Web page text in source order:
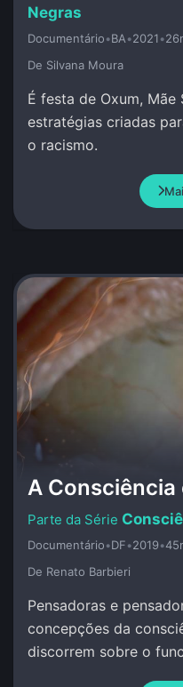
Negras
Documentário•BA•2021•
De Silvana Moura
É festa de Oxum,
estratégias criadas
o racismo.
A Consciência
Documentário•DF•2019•
De Renato Barbieri
Pensadoras e
concepções da
discorrem sobre o